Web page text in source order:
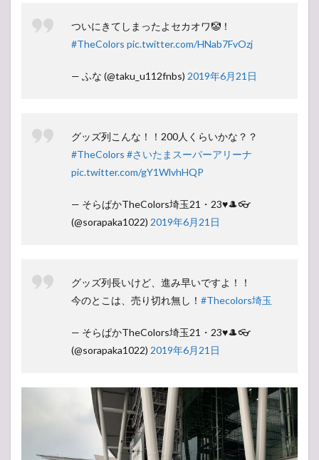
ついにきてしまったよセカオワ🤡！
#TheColors pic.twitter.com/HNab7FvOzj
— ふな (@taku_u112fnbs) 2019年6月21日
グッズ列こんな！！200人くらいかな？？
#TheColors #さいたまスーパーアリーナ
pic.twitter.com/gY1WlvhHQP
— そらぱかTheColors埼玉21・23♥🎩👓
(@sorapaka1022) 2019年6月21日
グッズ列長いけど、進み早いですよ！！
今のとこは、売り切れ無し！ #Thecolors埼玉
— そらぱかTheColors埼玉21・23♥🎩👓
(@sorapaka1022) 2019年6月21日